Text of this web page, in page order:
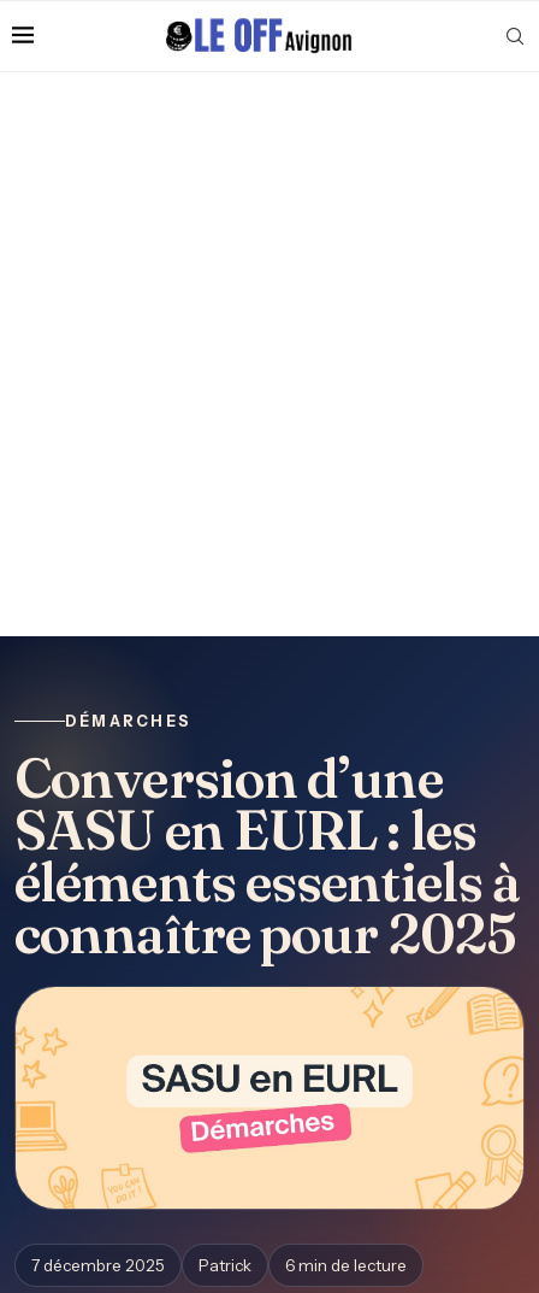
DÉMARCHES
Conversion d’une
SASU en EURL : les
éléments essentiels à
connaître pour 2025
7 décembre 2025 Patrick 6 min de lecture